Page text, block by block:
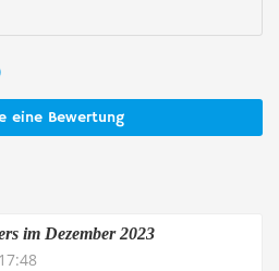
eine Bewertung
im Dezember 2023